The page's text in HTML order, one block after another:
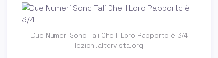
Due Numeri Sono Tali Che Il Loro Rapporto è 3/4
lezioni.altervista.org